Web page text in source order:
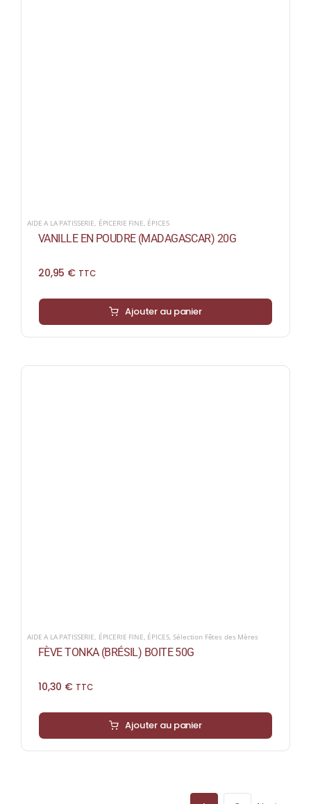
AIDE A LA PATISSERIE ÉPICERIE FINE ÉPICES
VANILLE EN POUDRE (MADAGASCAR) 20G
20,95 € TTC
Ajouter au panier
AIDE A LA PATISSERIE ÉPICERIE FINE ÉPICES,Sélection Fêtes des Mères
FÈVE TONKA (BRÉSIL) BOITE 50G
10,30 € TTC
Ajouter au panier